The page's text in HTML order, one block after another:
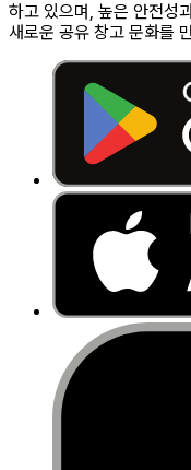
하고 있으며, 높은 안전성
새로운 공유 창고 문화를